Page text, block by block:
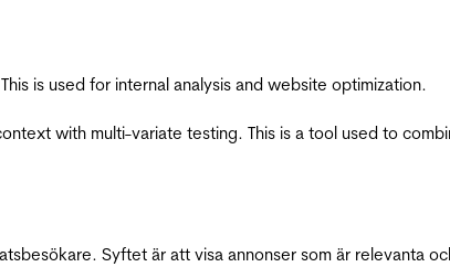
is used for internal analysis and website optimization.
with multi-variate testing. This is a tool used to
Syftet är att visa annonser som är relevanta